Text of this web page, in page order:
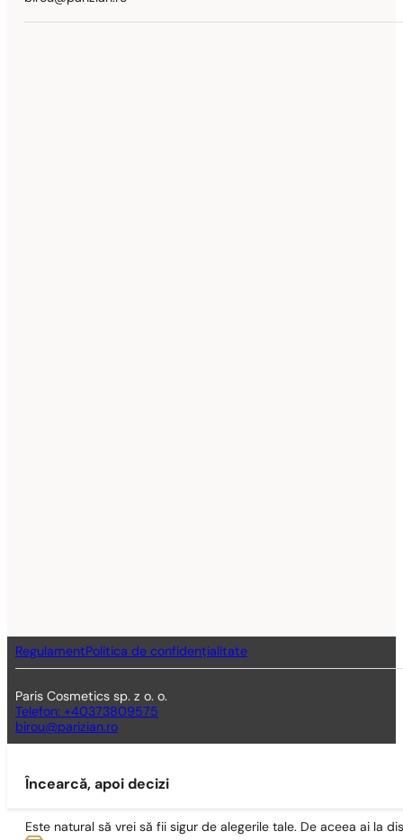
RegulamentPolitica de confidențialitate
Paris Cosmetics sp. z o. o.
Telefon: +40373809575
birou@parizian.ro
Încearcă, apoi decizi
Este natural să vrei să fii sigur de alegerile tale. De aceea ai la